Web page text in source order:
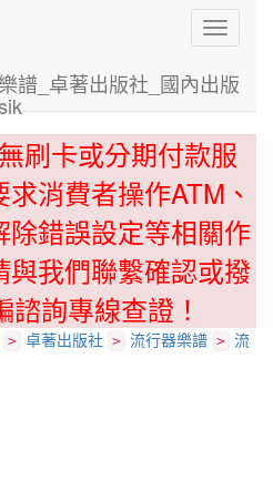
Toggle
刷卡或分期付款服
消費者操作ATM、
錯誤設定等相關作
我們聯繫確認或撥
詢專線查證！
> 卓著出版社 > 流行器樂譜 > 流